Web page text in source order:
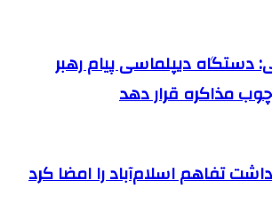
دستگاه دیپلماسی پیام رهبر
مذاکره قرار دهد
تفاهم اسلام‌آباد را امضا کرد